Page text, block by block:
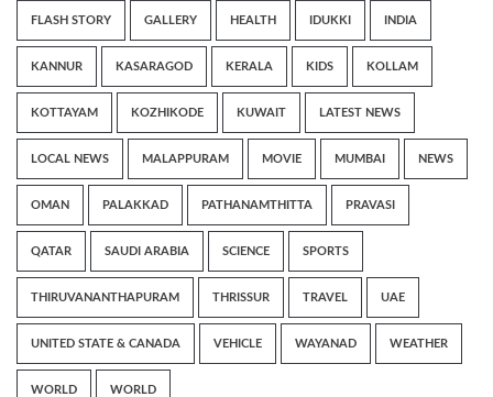
FLASH STORY GALLERY HEALTH IDUKKI INDIA
KANNUR KASARAGOD KERALA KIDS KOLLAM
KOTTAYAM KOZHIKODE KUWAIT LATEST NEWS
LOCAL NEWS MALAPPURAM MOVIE MUMBAI NEWS
OMAN PALAKKAD PATHANAMTHITTA PRAVASI
QATAR SAUDI ARABIA SCIENCE SPORTS
THIRUVANANTHAPURAM THRISSUR TRAVEL UAE
UNITED STATE & CANADA VEHICLE WAYANAD WEATHER
WORLD WORLD